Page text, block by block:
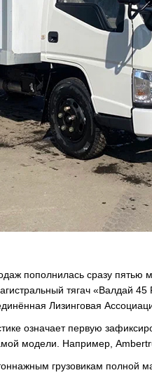
пополнилась сразу
тягач «Валдай
Лизинговая
означает первую
модели. Например,
грузовикам